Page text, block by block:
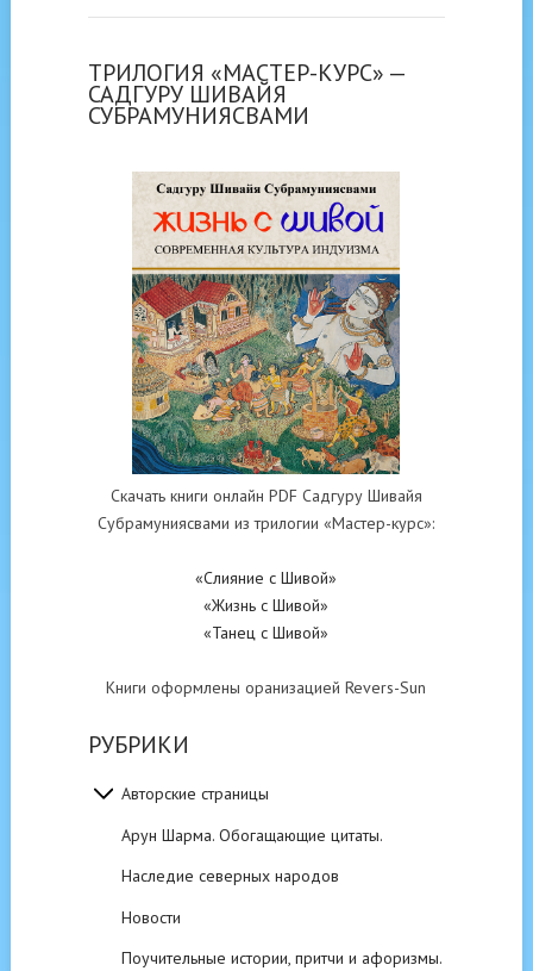
ТРИЛОГИЯ «МАСТЕР-КУРС» —
САДГУРУ ШИВАЙЯ
СУБРАМУНИЯСВАМИ
Скачать книги онлайн PDF Садгуру Шивайя
Субрамуниясвами из трилогии «Мастер-курс»:
«Слияние с Шивой»
«Жизнь с Шивой»
«Танец с Шивой»
Книги оформлены оранизацией Revers-Sun
РУБРИКИ
Авторские страницы
Арун Шарма. Обогащающие цитаты.
Наследие северных народов
Новости
Поучительные истории, притчи и афоризмы.